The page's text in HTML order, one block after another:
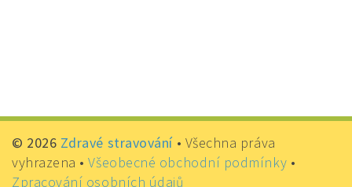
© 2026 Zdravé stravování• Všechna práva
vyhrazena •Všeobecné obchodní podmínky •
Zpracování osobních údajů